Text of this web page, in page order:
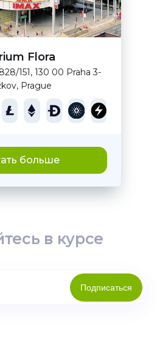
Flora
151, 130 00 Praha 3-
Prague
больше
в курсе
Подписаться